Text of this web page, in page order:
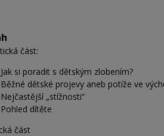
část:
Jak si poradit s dětským zlobením?
Běžné dětské projevy aneb potíže ve
Nejčastější „stížnosti“
Pohled dítěte
část